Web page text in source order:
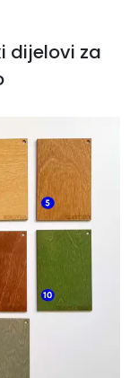
dijelovi za